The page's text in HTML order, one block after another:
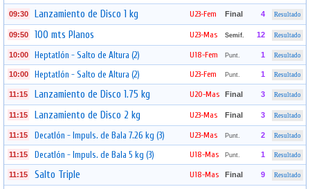
09:30 Lanzamiento de Disco 1 kg U23-Fem Final 4 Resultado
09:50 100 mts Planos U23-Mas Semif. 12 Resultado
10:00 Heptatlón - Salto de Altura (2) U18-Fem Punt. 1 Resultado
10:00 Heptatlón - Salto de Altura (2) U23-Fem Punt. 1 Resultado
11:15 Lanzamiento de Disco 1.75 kg U20-Mas Final 3 Resultado
11:15 Lanzamiento de Disco 2 kg U23-Mas Final 3 Resultado
11:15 Decatlón - Impuls. de Bala 7.26 kg (3) U23-Mas Punt. 2 Resultado
11:15 Decatlón - Impuls. de Bala 5 kg (3) U18-Mas Punt. 1 Resultado
11:15 Salto Triple U18-Mas Final 9 Resultado